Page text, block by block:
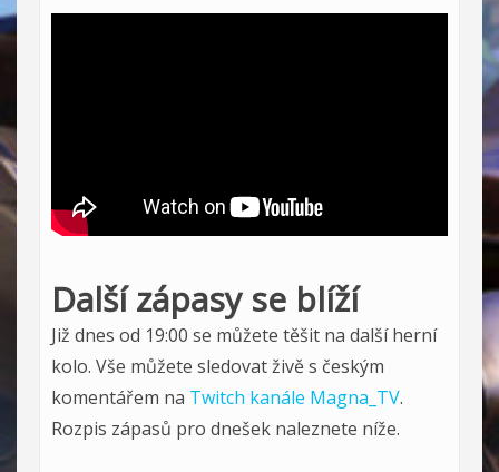
Další zápasy se blíží
Již dnes od 19:00 se můžete těšit na další herní
kolo. Vše můžete sledovat živě s českým
komentářem na Twitch kanále Magna_TV.
Rozpis zápasů pro dnešek naleznete níže.